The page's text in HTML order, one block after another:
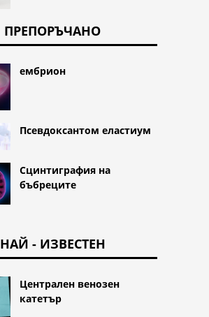
ПРЕПОРЪЧАНО
ембрион
Псевдоксантом еластиум
Сцинтиграфия на
бъбреците
НАЙ - ИЗВЕСТЕН
Централен венозен
катетър